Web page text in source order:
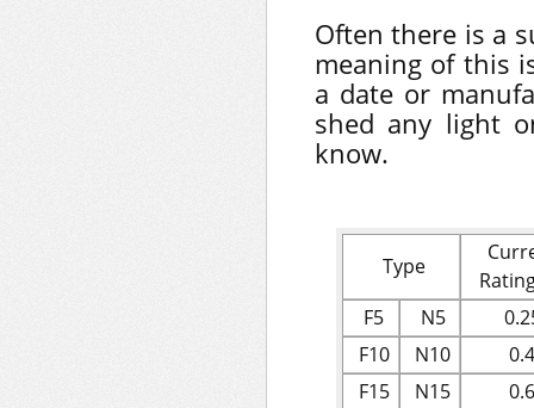
Often there is a
meaning of this
a date or
shed any light
know.
Type
F5
N5
F10
N10
0.4
F15
N15
0.6